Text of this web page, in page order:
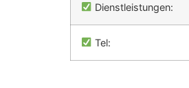
Dienstleistungen:
Tel: